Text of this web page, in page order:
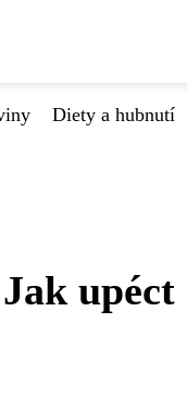
Diety a hubnutí